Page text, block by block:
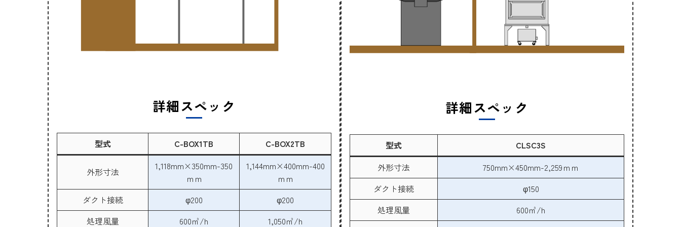
詳細スペック
型式 C-BOX1TB C-BOX2TB
外形寸法
1,118mm×350mm-350
ｍｍ
1,144mm×400mm-400
ｍｍ
ダクト接続
φ200
φ200
処理風量
600㎥/h 1,050㎥/h
詳細スペック
型式
CLSC3S
外形寸法
750mm×450mm-2,259ｍｍ
ダクト接続
φ150
処理風量
600㎥/h